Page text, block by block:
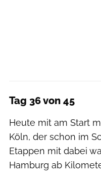
Tag 36 von 45
Heute mit am Start
Köln, der schon im
Etappen mit dabei
Hamburg ab